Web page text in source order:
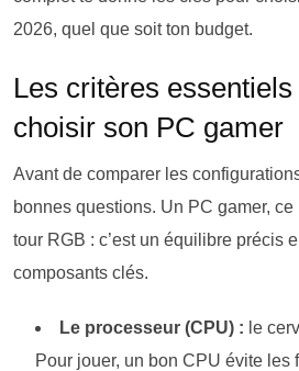
2026, quel que soit ton budget.
Les critères
choisir son PC gamer
Avant de comparer les
bonnes questions. Un PC gamer, ce
tour RGB : c’est un équilibre précis
composants clés.
Le processeur (CPU) : le
Pour jouer, un bon CPU évite les